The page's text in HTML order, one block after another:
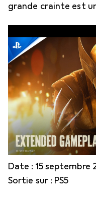
grande crainte est
Date : 15 septembre
Sortie sur : PS5